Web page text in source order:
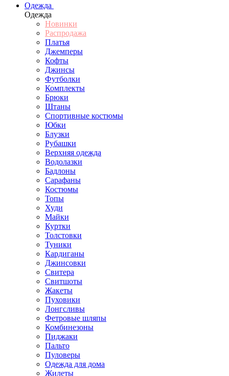
Одежда
Одежда
Новинки
Распродажа
Платья
Джемперы
Кофты
Джинсы
Футболки
Комплекты
Брюки
Штаны
Спортивные костюмы
Юбки
Блузки
Рубашки
Верхняя одежда
Водолазки
Бадлоны
Сарафаны
Костюмы
Топы
Худи
Майки
Куртки
Толстовки
Туники
Кардиганы
Джинсовки
Свитера
Свитшоты
Жакеты
Пуховики
Лонгсливы
Фетровые шляпы
Комбинезоны
Пиджаки
Пальто
Пуловеры
Одежда для дома
Жилеты